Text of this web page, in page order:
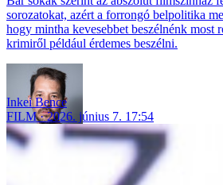
sorozatokat, azért a forrongó belpolitika
hogy mintha kevesebbet beszélnénk most
krimiről például érdemes beszélni.
Inkei Bence
FILM
2026. június 7. 17:54